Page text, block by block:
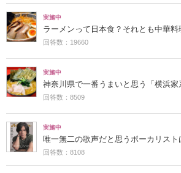
実施中
ラーメンって日本食？それとも中華料
回答数：19660
実施中
神奈川県で一番うまいと思う「横浜家
回答数：8509
実施中
唯一無二の歌声だと思うボーカリスト
回答数：8108